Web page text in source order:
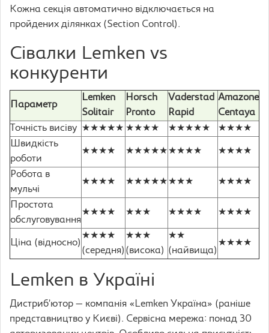
Кожна секція автоматично відключається на
пройдених ділянках (Section Control).
Сівалки Lemken vs
конкуренти
Параметр
Lemken
Solitair
Horsch
Pronto
Vaderstad
Rapid
Amazone
Centaya
Точність висіву ★★★★★ ★★★★ ★★★★★
★★★★
Швидкість
роботи
★★★★ ★★★★★★★★★ ★★★★
Робота в
мульчі
★★★★ ★★★★★★★★ ★★★★
Простота
обслуговування
★★★★ ★★★ ★★★★ ★★★★
Ціна (відносно)
★★★★
(середня)
★★★
(висока)
★★
(найвища)
★★★★
Lemken в Україні
Дистриб’ютор — компанія «Lemken Україна» (раніше
представництво у Києві). Сервісна мережа: понад 30